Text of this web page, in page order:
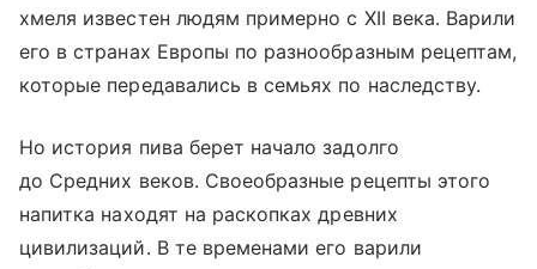
хмеля известен людям примерно с XII века. Варили
его в странах Европы по разнообразным рецептам,
которые передавались в семьях по наследству.
Но история пива берет начало задолго
до Средних веков. Своеобразные рецепты этого
напитка находят на раскопках древних
цивилизаций. В те временами его варили